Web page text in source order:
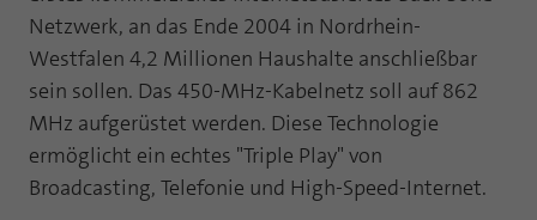
Netzwerk, an das Ende 2004 in Nordrhein-
Westfalen 4,2 Millionen Haushalte anschließbar
sein sollen. Das 450-MHz-Kabelnetz soll auf 862
MHz aufgerüstet werden. Diese Technologie
ermöglicht ein echtes "Triple Play" von
Broadcasting, Telefonie und High-Speed-Internet.
Anbieter TYPO3
Zweck
Dieses Cookie ist ein Standard-Session-
Cookie von TYPO3. Es speichert im Falle
eines Benutzer-Logins die Session ID
mithilfe derer der eingeloggte User
Statistik und Performance mit AT INTERNET
CROSS-DEVICE ANALYTICS LÖSUNG
Name atidvisitor
Anbieter AT INTERNET
Cookie-Informationen anzeigen